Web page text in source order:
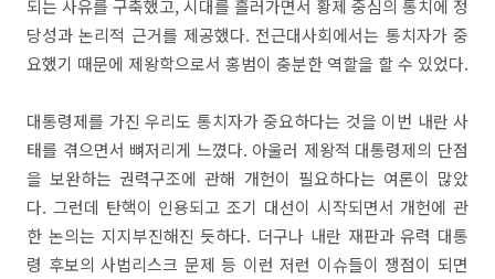
되는 사유를 구축했고, 시대를 흘러가면서 황제 중심의 통치에 정
당성과 논리적 근거를 제공했다. 전근대사회에서는 통치자가 중
요했기 때문에 제왕학으로서 홍범이 충분한 역할을 할 수 있었다.
대통령제를 가진 우리도 통치자가 중요하다는 것을 이번 내란 사
태를 겪으면서 뼈저리게 느꼈다. 아울러 제왕적 대통령제의 단점
을 보완하는 권력구조에 관해 개헌이 필요하다는 여론이 많았
다. 그런데 탄핵이 인용되고 조기 대선이 시작되면서 개헌에 관
한 논의는 지지부진해진 듯하다. 더구나 내란 재판과 유력 대통
령 후보의 사법리스크 문제 등 이런 저런 이슈들이 쟁점이 되면